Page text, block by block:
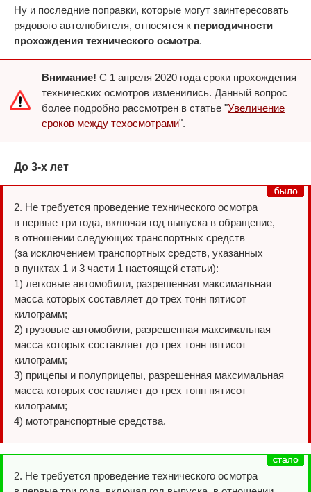
Ну и последние поправки, которые могут заинтересовать
рядового автолюбителя, относятся к периодичности
прохождения технического осмотра.
Внимание! С 1 апреля 2020 года сроки прохождения
технических осмотров изменились. Данный вопрос
более подробно рассмотрен в статье "Увеличение
сроков между техосмотрами".
До 3-х лет
2. Не требуется проведение технического осмотра
в первые три года, включая год выпуска в обращение,
в отношении следующих транспортных средств
(за исключением транспортных средств, указанных
в пунктах 1 и 3 части 1 настоящей статьи):
1) легковые автомобили, разрешенная максимальная
масса которых составляет до трех тонн пятисот
килограмм;
2) грузовые автомобили, разрешенная максимальная
масса которых составляет до трех тонн пятисот
килограмм;
3) прицепы и полуприцепы, разрешенная максимальная
масса которых составляет до трех тонн пятисот
килограмм;
4) мототранспортные средства.
2. Не требуется проведение технического осмотра